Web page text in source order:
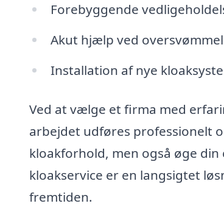
Forebyggende
Akut hjælp ved
Installation af nye
Ved at vælge et firma med
arbejdet udføres professionelt
kloakforhold, men også øge
kloakservice er en langsigtet
fremtiden.